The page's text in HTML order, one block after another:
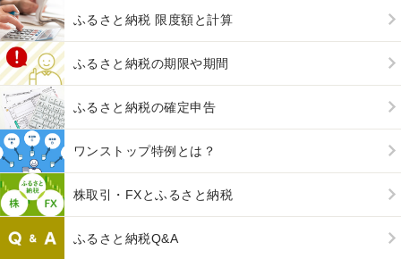
ふるさと納税 限度額と計算
ふるさと納税の期限や期間
ふるさと納税の確定申告
ワンストップ特例とは？
株取引・FXとふるさと納税
ふるさと納税Q&A